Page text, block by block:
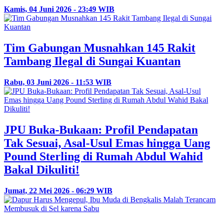
Kamis, 04 Juni 2026 - 23:49 WIB
Tim Gabungan Musnahkan 145 Rakit
Tambang Ilegal di Sungai Kuantan
Rabu, 03 Juni 2026 - 11:53 WIB
JPU Buka-Bukaan: Profil Pendapatan
Tak Sesuai, Asal-Usul Emas hingga Uang
Pound Sterling di Rumah Abdul Wahid
Bakal Dikuliti!
Jumat, 22 Mei 2026 - 06:29 WIB